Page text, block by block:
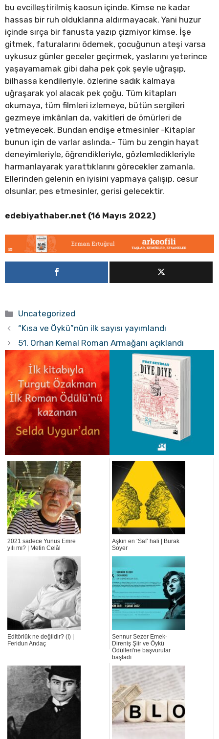
bu evcilleştirilmiş kaosun içinde. Kimse ne kadar
hassas bir ruh olduklarına aldırmayacak. Yani huzur
içinde sırça bir fanusta yazıp çizmiyor kimse. İşe
gitmek, faturalarını ödemek, çocuğunun ateşi varsa
uykusuz günler geceler geçirmek, yaslarını yeterince
yaşayamamak gibi daha pek çok şeyle uğraşıp,
bilhassa kendileriyle, özlerine sadık kalmaya
uğraşarak yol alacak pek çoğu. Tüm kitapları
okumaya, tüm filmleri izlemeye, bütün sergileri
gezmeye imkânları da, vakitleri de ömürleri de
yetmeyecek. Bundan endişe etmesinler -Kitaplar
bunun için de varlar aslında.- Tüm bu zengin hayat
deneyimleriyle, öğrendikleriyle, gözlemledikleriyle
harmanlayarak yarattıklarını görecekler zamanla.
Ellerinden gelenin en iyisini yapmaya çalışıp, cesur
olsunlar, pes etmesinler, gerisi gelecektir.
edebiyathaber.net (16 Mayıs 2022)
Kategoriler
Uncategorized
“Kısa ve Öykü”nün ilk sayısı yayımlandı
51. Orhan Kemal Roman Armağanı açıklandı
2021 sadece Yunus Emre
yılı mı? | Metin Celâl
Aşkın en ‘Saf’ hali | Burak
Soyer
Editörlük ne değildir? (I) |
Feridun Andaç
Sennur Sezer Emek-
Direniş Şiir ve Öykü
Ödülleri'ne başvurular
başladı